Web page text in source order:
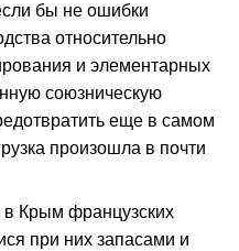
бы не ошибки
относительно
и элементарных
союзническую
еще в самом
произошла в почти
в Крым французских
при них запасами и